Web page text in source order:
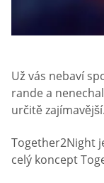
Už vás nebaví
rande a
určitě zajímavější.
Together2Night
celý koncept